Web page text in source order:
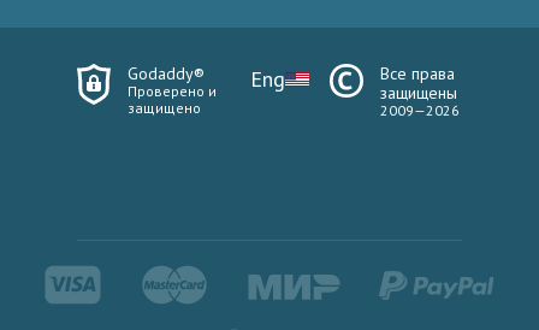
Godaddy®
Проверено и
защищено
Eng
Все права
защищены
2009—2026